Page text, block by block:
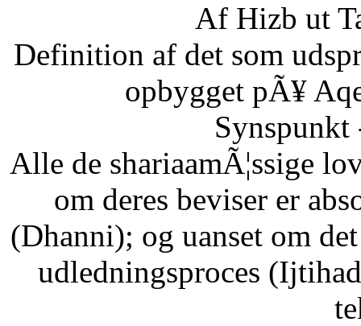
Af Hizb ut
Definition af det som
opbygget pÃ¥
Synspunkt
Alle de shariaamÃ¦ssige
om deres beviser er
(Dhanni); og uanset om
udledningsproces